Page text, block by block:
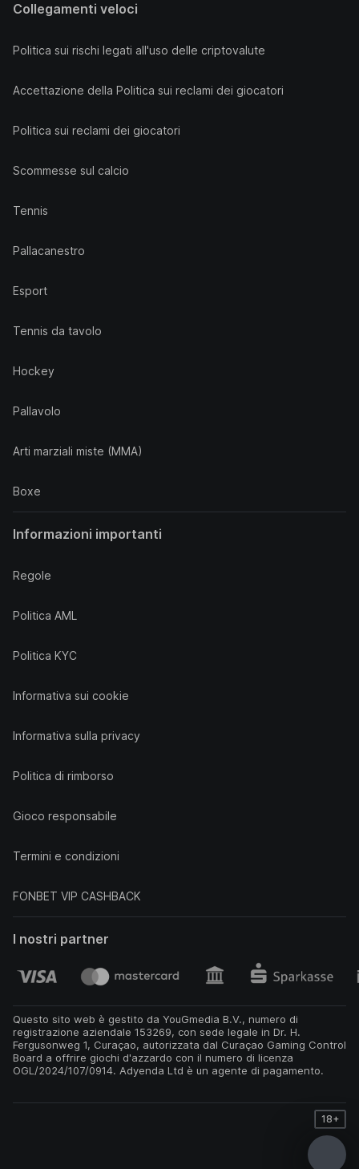
Collegamenti veloci
Politica sui rischi legati all'uso delle criptovalute
Accettazione della Politica sui reclami dei giocatori
Politica sui reclami dei giocatori
Scommesse sul calcio
Tennis
Pallacanestro
Esport
Tennis da tavolo
Hockey
Pallavolo
Arti marziali miste (MMA)
Boxe
Informazioni importanti
Regole
Politica AML
Politica KYC
Informativa sui cookie
Informativa sulla privacy
Politica di rimborso
Gioco responsabile
Termini e condizioni
FONBET VIP CASHBACK
I nostri partner
Questo sito web è gestito da YouGmedia B.V., numero di
registrazione aziendale 153269, con sede legale in Dr. H.
Fergusonweg 1, Curaçao, autorizzata dal Curaçao Gaming Control
Board a offrire giochi d'azzardo con il numero di licenza
OGL/2024/107/0914. Adyenda Ltd è un agente di pagamento.
18+